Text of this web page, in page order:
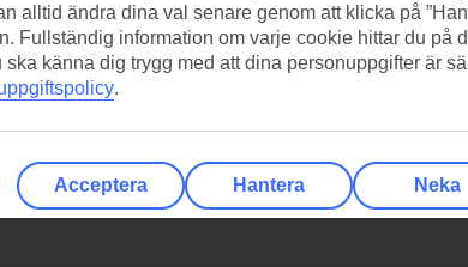
alltid ändra dina val senare genom att klicka på
Fullständig information om varje cookie hittar du på
ska känna dig trygg med att dina personuppgifter är
.
Acceptera Hantera Neka